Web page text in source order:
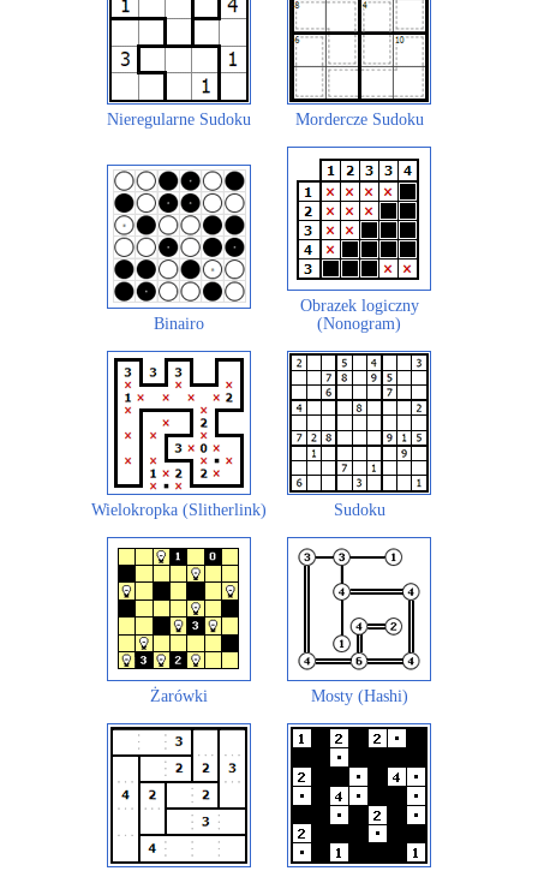
Nieregularne Sudoku Mordercze Sudoku
Binairo
Obrazek logiczny
(Nonogram)
Wielokropka (Slitherlink) Sudoku
Żarówki Mosty (Hashi)